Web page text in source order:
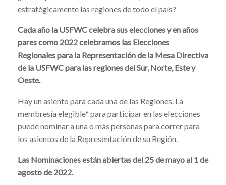
estratégicamente las regiones de todo el país?
Cada año la USFWC celebra sus elecciones y en años
pares como 2022 celebramos las Elecciones
Regionales para la Representación de la Mesa Directiva
de la USFWC para las regiones del Sur, Norte, Este y
Oeste.
Hay un asiento para cada una de las Regiones. La
membresía elegible* para participar en las elecciones
puede nominar a una o más personas para correr para
los asientos de la Representación de su Región.
Las Nominaciones están abiertas del 25 de mayo al 1 de
agosto de 2022.